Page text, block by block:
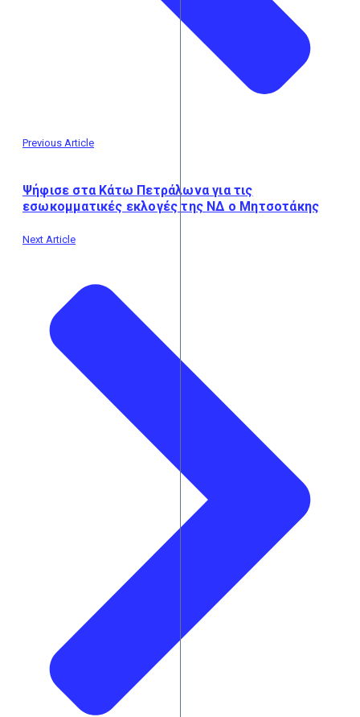
Previous Article
Ψήφισε στα Κάτω Πετράλωνα για τις
εσωκομματικές εκλογές της ΝΔ ο Μητσοτάκης
Next Article